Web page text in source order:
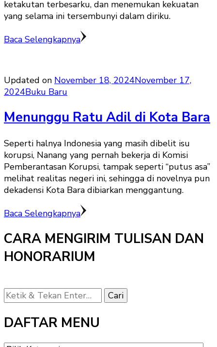
ketakutan terbesarku, dan menemukan kekuatan
yang selama ini tersembunyi dalam diriku.
Baca Selengkapnya
Updated on November 18, 2024November 17,
2024Buku Baru
Menunggu Ratu Adil di Kota Bara
Seperti halnya Indonesia yang masih dibelit isu
korupsi, Nanang yang pernah bekerja di Komisi
Pemberantasan Korupsi, tampak seperti “putus asa”
melihat realitas negeri ini, sehingga di novelnya pun
dekadensi Kota Bara dibiarkan menggantung.
Baca Selengkapnya
CARA MENGIRIM TULISAN DAN
HONORARIUM
Mencari
Sesuatu?
DAFTAR MENU